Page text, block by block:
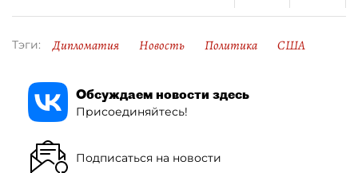
Тэги: Дипломатия Новость Политика США
Обсуждаем новости здесь
Присоединяйтесь!
Подписаться на новости